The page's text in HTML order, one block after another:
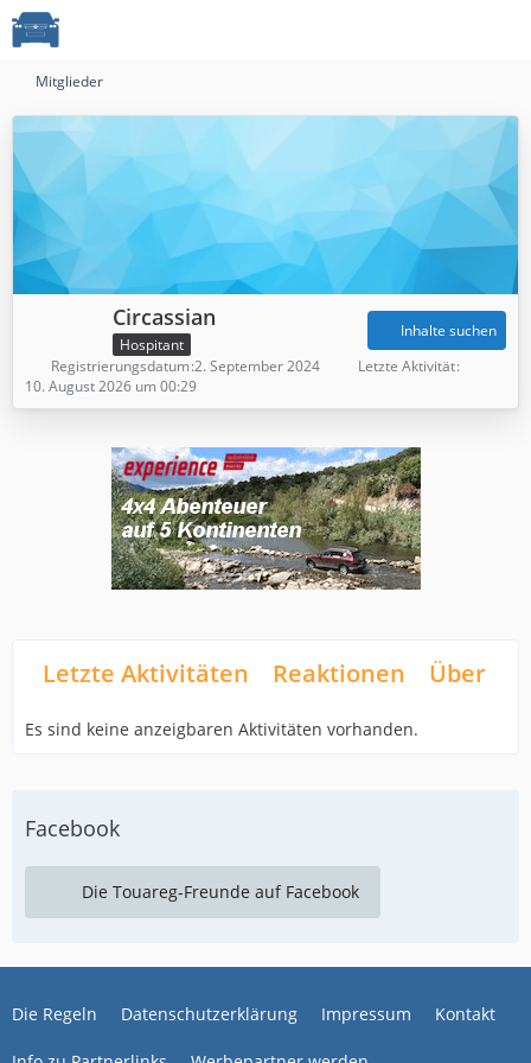
Mitglieder
Circassian
Hospitant
Inhalte suchen
Registrierungsdatum 2. September 2024
Letzte Aktivität
10. August 2026 um 00:29
Letzte Aktivitäten Reaktionen Über
Es sind keine anzeigbaren Aktivitäten vorhanden.
Facebook
Die Touareg-Freunde auf Facebook
Die Regeln Datenschutzerklärung Impressum Kontakt